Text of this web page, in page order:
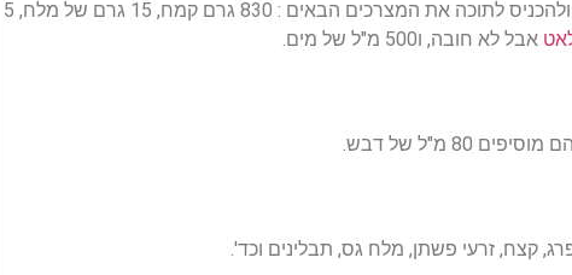
על מנת להכין את הבצק יש לקחת קערה גדולה ולהכניס לתוכה את המצרכים הבאים : 830 גרם קמח, 15 גרם של מלח, 5
אבל לא חובה, ו500 מ"ל של מים.
פרג, קצח, זרעי פשתן, מלח גס, תבלינים וכד'.